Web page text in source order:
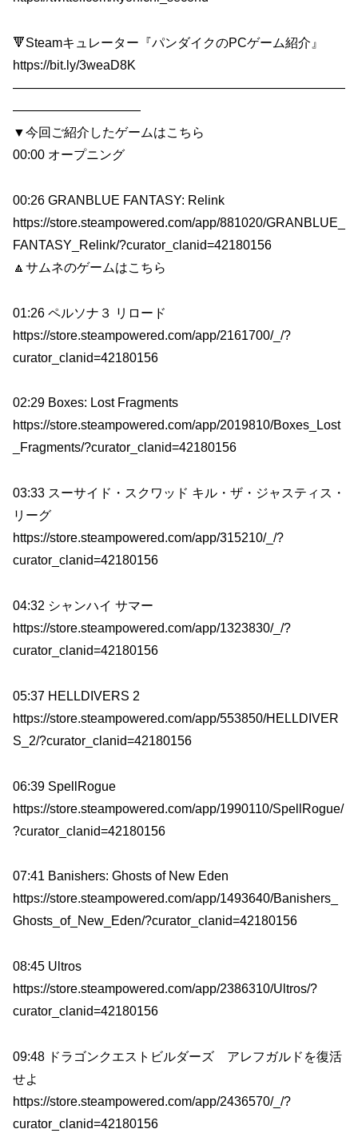
🔻Steamキュレーター『パンダイクのPCゲーム紹介』
https://bit.ly/3weaD8K
——————————————————————————
——————————
▼今回ご紹介したゲームはこちら
00:00 オープニング
00:26 GRANBLUE FANTASY: Relink
https://store.steampowered.com/app/881020/GRANBLUE_
FANTASY_Relink/?curator_clanid=42180156
🔼サムネのゲームはこちら
01:26 ペルソナ３ リロード
https://store.steampowered.com/app/2161700/_/?
curator_clanid=42180156
02:29 Boxes: Lost Fragments
https://store.steampowered.com/app/2019810/Boxes_Lost
_Fragments/?curator_clanid=42180156
03:33 スーサイド・スクワッド キル・ザ・ジャスティス・
リーグ
https://store.steampowered.com/app/315210/_/?
curator_clanid=42180156
04:32 シャンハイ サマー
https://store.steampowered.com/app/1323830/_/?
curator_clanid=42180156
05:37 HELLDIVERS 2
https://store.steampowered.com/app/553850/HELLDIVER
S_2/?curator_clanid=42180156
06:39 SpellRogue
https://store.steampowered.com/app/1990110/SpellRogue/
?curator_clanid=42180156
07:41 Banishers: Ghosts of New Eden
https://store.steampowered.com/app/1493640/Banishers_
Ghosts_of_New_Eden/?curator_clanid=42180156
08:45 Ultros
https://store.steampowered.com/app/2386310/Ultros/?
curator_clanid=42180156
09:48 ドラゴンクエストビルダーズ アレフガルドを復活
せよ
https://store.steampowered.com/app/2436570/_/?
curator_clanid=42180156